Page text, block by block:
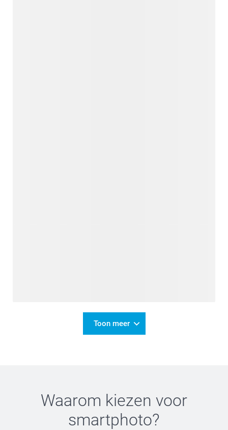
Toon meer
Waarom kiezen voor
smartphoto?